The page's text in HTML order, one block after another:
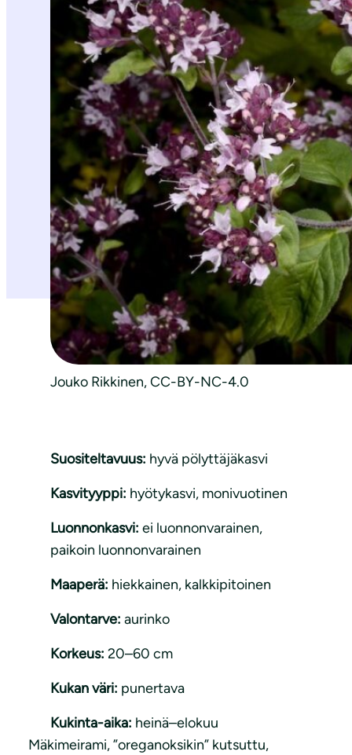
Jouko Rikkinen, CC-BY-NC-4.0
Suositeltavuus: hyvä pölyttäjäkasvi
Kasvityyppi: hyötykasvi, monivuotinen
Luonnonkasvi: ei luonnonvarainen
paikoin luonnonvarainen
Maaperä: hiekkainen, kalkkipitoinen
Valontarve: aurinko
Korkeus: 20–60 cm
Kukan väri: punertava
Kukinta-aika: heinä–elokuu
Mäkimeirami, ”oreganoksikin” kutsuttu,